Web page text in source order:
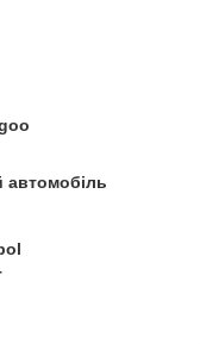
автомобіль